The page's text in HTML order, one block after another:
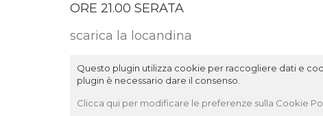
ORE 21.00 SERATA
scarica la locandina
Questo plugin utilizza cookie per raccogliere dati e
plugin è necessario dare il consenso.
Clicca qui per modificare le preferenze sulla Cookie